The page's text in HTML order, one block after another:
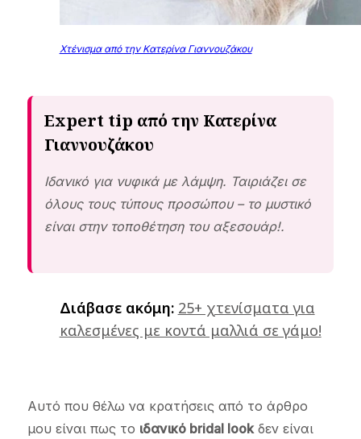
Χτένισμα από την Κατερίνα Γιαννουζάκου
Expert tip από την Κατερίνα
Γιαννουζάκου
Ιδανικό για νυφικά με λάμψη. Ταιριάζει σε
όλους τους τύπους προσώπου – το μυστικό
είναι στην τοποθέτηση του αξεσουάρ!.
Διάβασε ακόμη: 25+ χτενίσματα για
καλεσμένες με κοντά μαλλιά σε γάμο!
Αυτό που θέλω να κρατήσεις από το άρθρο
μου είναι πως το ιδανικό bridal lookδεν είναι